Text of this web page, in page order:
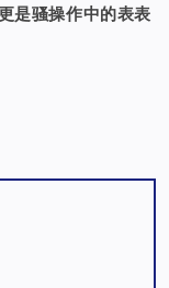
是骚操作中的表表